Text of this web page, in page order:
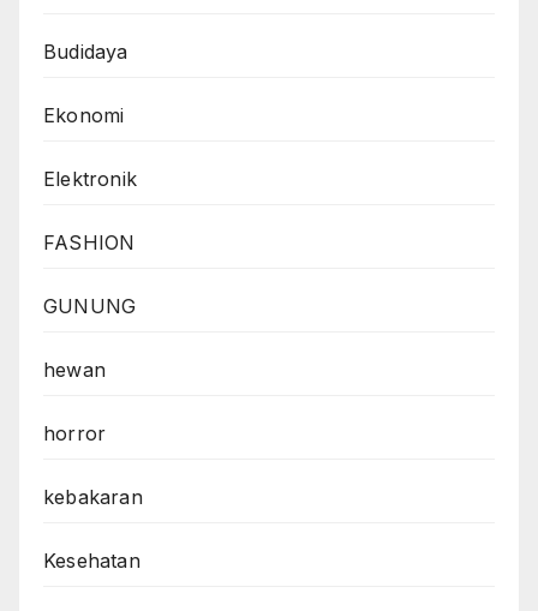
Budidaya
Ekonomi
Elektronik
FASHION
GUNUNG
hewan
horror
kebakaran
Kesehatan